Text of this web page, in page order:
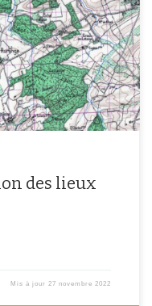
toutes ces promesses
acte. Néanmoins, quelques
gestion des lieux. Cet article
des lieux
Mis à jour 27 novembre 2022